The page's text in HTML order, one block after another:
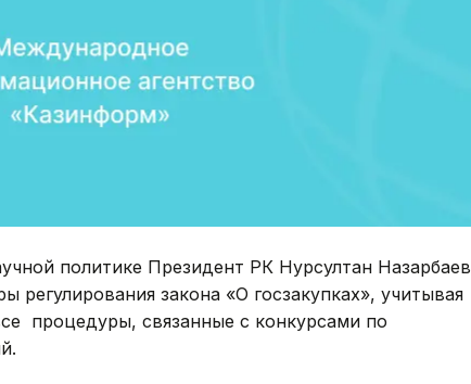
политике Президент РК Нурсултан Назарбаев
регулирования закона «О госзакупках», учитывая
процедуры, связанные с конкурсами по